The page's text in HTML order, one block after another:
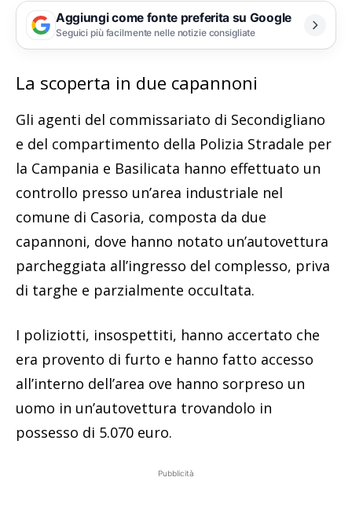
Aggiungi come fonte preferita su Google
Seguici più facilmente nelle notizie consigliate
La scoperta in due capannoni
Gli agenti del commissariato di Secondigliano
e del compartimento della Polizia Stradale per
la Campania e Basilicata hanno effettuato un
controllo presso un’area industriale nel
comune di Casoria, composta da due
capannoni, dove hanno notato un’autovettura
parcheggiata all’ingresso del complesso, priva
di targhe e parzialmente occultata.
I poliziotti, insospettiti, hanno accertato che
era provento di furto e hanno fatto accesso
all’interno dell’area ove hanno sorpreso un
uomo in un’autovettura trovandolo in
possesso di 5.070 euro.
Pubblicità